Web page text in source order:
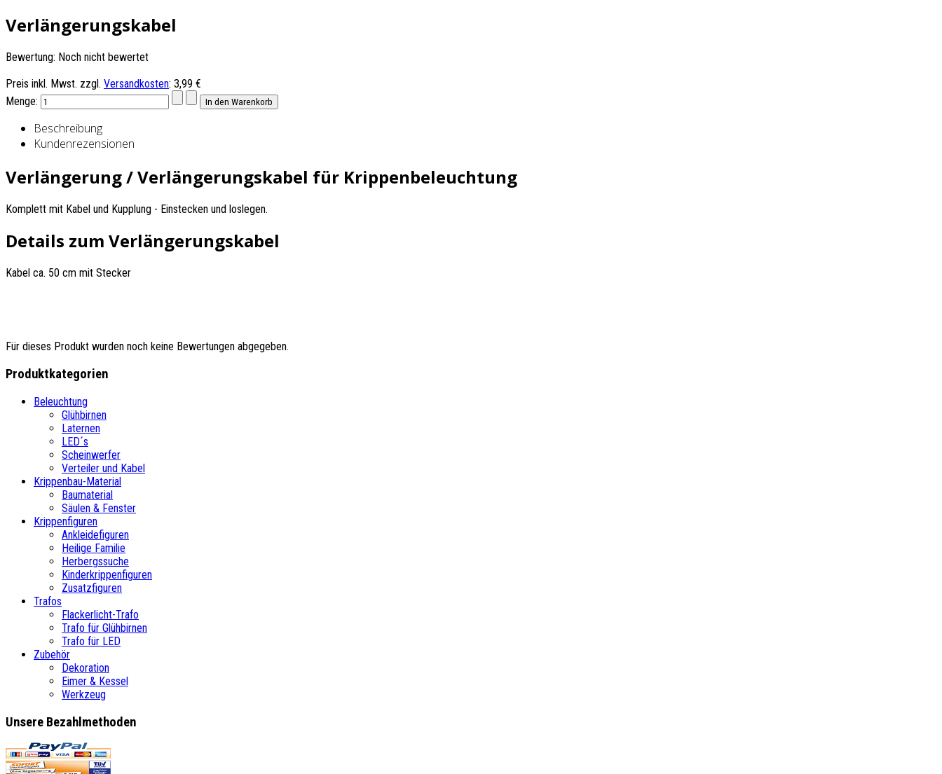
Verlängerungskabel
Bewertung: Noch nicht bewertet
Preis inkl. Mwst. zzgl. Versandkosten: 3,99 €
Menge:
Beschreibung
Kundenrezensionen
Verlängerung / Verlängerungskabel für Krippenbeleuchtung
Komplett mit Kabel und Kupplung - Einstecken und loslegen.
Details zum Verlängerungskabel
Kabel ca. 50 cm mit Stecker
Für dieses Produkt wurden noch keine Bewertungen abgegeben.
Produktkategorien
Beleuchtung
Glühbirnen
Laternen
LED´s
Scheinwerfer
Verteiler und Kabel
Krippenbau-Material
Baumaterial
Säulen & Fenster
Krippenfiguren
Ankleidefiguren
Heilige Familie
Herbergssuche
Kinderkrippenfiguren
Zusatzfiguren
Trafos
Flackerlicht-Trafo
Trafo für Glühbirnen
Trafo für LED
Zubehör
Dekoration
Eimer & Kessel
Werkzeug
Unsere Bezahlmethoden